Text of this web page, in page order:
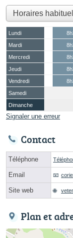
Lundi
Mardi
Mercredi
Jeudi
Vendredi
Samedi
Dimanche
Signaler une erreur
Contact
Téléphone
Email
Site web
Plan et